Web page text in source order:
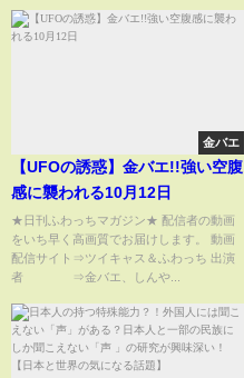
金バエ
【UFOの誘惑】金バエ!!強い空腹
感に襲われる10月12日
★日刊ふわっちマガジン★ 配信者の動画
をいち早く高画質でお届けします。 動画
配信サイト⇒ツイキャス＆ふわっち 出演
者 ⇒金バエ、しんや...